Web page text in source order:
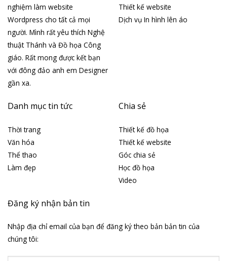
nghiệm làm website
Wordpress cho tất cả mọi
người. Mình rất yêu thích Nghệ
thuật Thánh và Đồ họa Công
giáo. Rất mong được kết bạn
với đông đảo anh em Designer
gần xa.
Thiết kế website
Dịch vụ In hình lên áo
Danh mục tin tức
Thời trang
Văn hóa
Thể thao
Làm đẹp
Chia sẻ
Thiết kế đồ họa
Thiết kế website
Góc chia sẻ
Học đồ họa
Video
Đăng ký nhận bản tin
Nhập địa chỉ email của bạn để đăng ký theo bản bản tin của
chúng tôi: